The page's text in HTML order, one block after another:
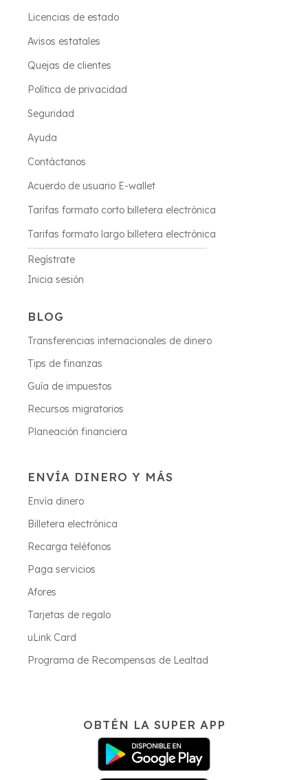
Licencias de estado
Avisos estatales
Quejas de clientes
Política de privacidad
Seguridad
Ayuda
Contáctanos
Acuerdo de usuario E-wallet
Tarifas formato corto billetera electrónica
Tarifas formato largo billetera electrónica
Regístrate
Inicia sesión
BLOG
Transferencias internacionales de dinero
Tips de finanzas
Guía de impuestos
Recursos migratorios
Planeación financiera
ENVÍA DINERO Y MÁS
Envía dinero
Billetera electrónica
Recarga teléfonos
Paga servicios
Afores
Tarjetas de regalo
uLink Card
Programa de Recompensas de Lealtad
OBTÉN LA SUPER APP